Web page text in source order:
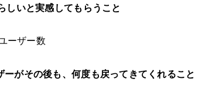
いと実感してもらうこと
ーザー数
がその後も、何度も戻ってきてくれること